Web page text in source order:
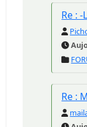
Re :
Re :